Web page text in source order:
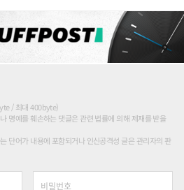
/ 최대 400byte)
명예를 훼손하는 댓글은 관련 법률에 의해 제재를 받을
단어가 내용에 포함되거나 인신공격성 글은 관리자의 판